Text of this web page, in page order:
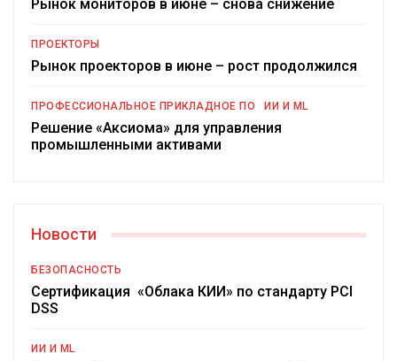
Рынок мониторов в июне – снова снижение
ПРОЕКТОРЫ
Рынок проекторов в июне – рост продолжился
ПРОФЕССИОНАЛЬНОЕ ПРИКЛАДНОЕ ПО ИИ И ML
Решение «Аксиома» для управления
промышленными активами
Новости
БЕЗОПАСНОСТЬ
Сертификация «Облака КИИ» по стандарту PCI
DSS
ИИ И ML